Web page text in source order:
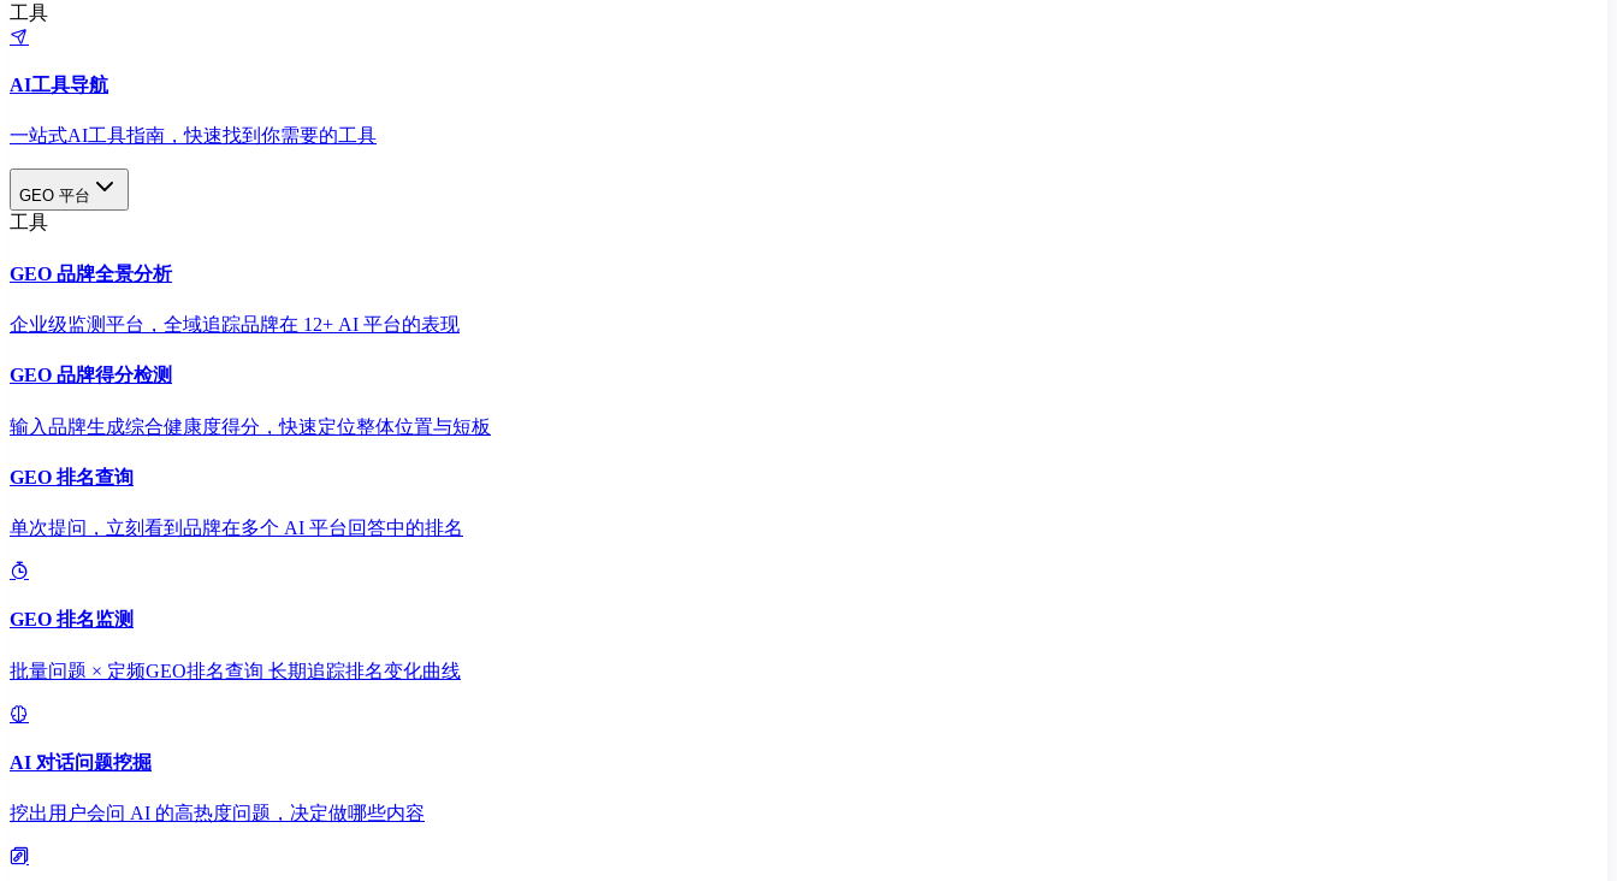
工具
AI工具导航
一站式AI工具指南，快速找到你需要的工具
GEO 平台
工具
GEO 品牌全景分析
企业级监测平台，全域追踪品牌在 12+ AI 平台的表现
GEO 品牌得分检测
输入品牌生成综合健康度得分，快速定位整体位置与短板
GEO 排名查询
单次提问，立刻看到品牌在多个 AI 平台回答中的排名
GEO 排名监测
批量问题 × 定频GEO排名查询 长期追踪排名变化曲线
AI 对话问题挖掘
挖出用户会问 AI 的高热度问题，决定做哪些内容